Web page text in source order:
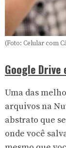
(Foto: Celular com
Google Drive
Uma das
arquivos na
abstrato que
onde você